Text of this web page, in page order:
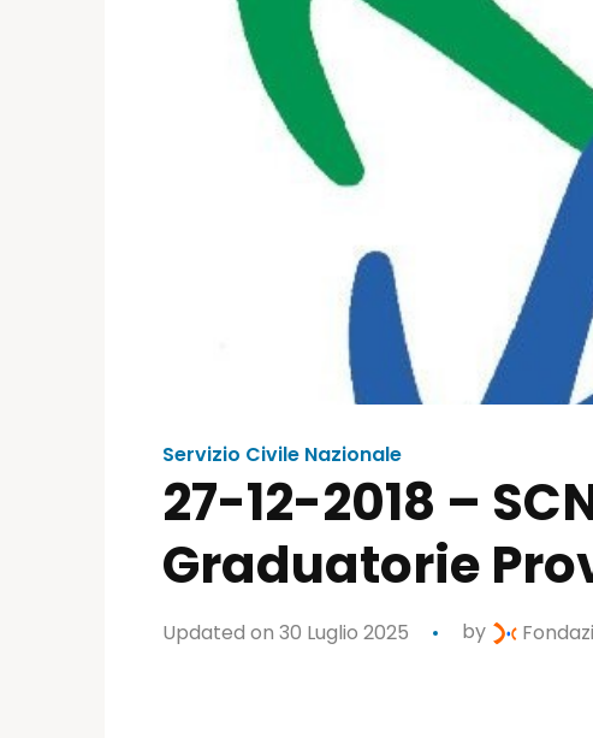
Servizio Civile Nazionale
27-12-2018 –
Graduatorie
Updated on 30 Luglio 2025 by